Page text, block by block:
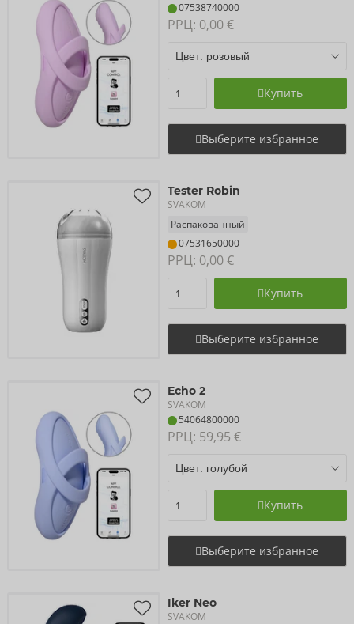
07538740000
РРЦ: 0,00 €
Купить
Выберите избранное
Tester Robin
SVAKOM
Распакованный
07531650000
РРЦ: 0,00 €
Купить
Выберите избранное
Echo 2
SVAKOM
54064800000
РРЦ: 59,95 €
Купить
Выберите избранное
Iker Neo
SVAKOM